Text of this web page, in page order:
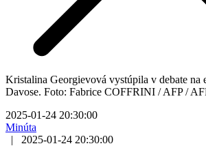
Kristalina Georgievová vystúpila v debate na
Davose. Foto: Fabrice COFFRINI / AFP /
2025-01-24 20:30:00
Minúta
|
2025-01-24 20:30:00